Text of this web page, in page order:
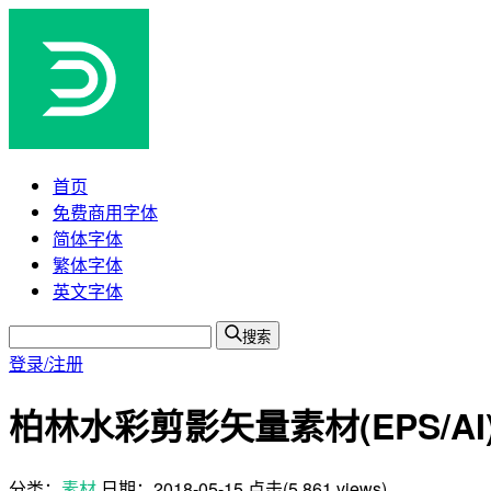
首页
免费商用字体
简体字体
繁体字体
英文字体
搜索
登录/注册
柏林水彩剪影矢量素材(EPS/